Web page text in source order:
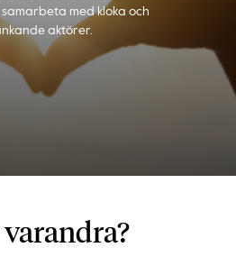
med kloka och
aktörer.